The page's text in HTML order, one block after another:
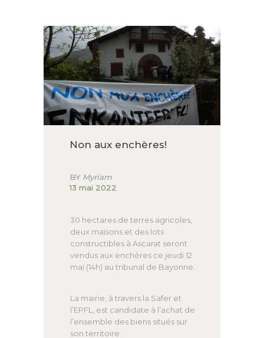
ACCUEIL
LURZAINDIA
NOUS SOUTENIR!
ACTU / BLOG
CONTACT
Non aux enchères!
BY Myriam
13 mai 2022
30 hectares de terres agricoles,
deux maisons et des lots
constructibles à Ascarat seront
vendus aux enchères ce jeudi 12
mai (14h) au tribunal de Bayonne.
La mairie, à travers la Safer et
l’EPFL, est candidate à l’achat de
l’ensemble des biens situés sur
son territoire.